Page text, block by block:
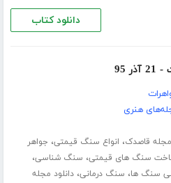
دانلود کتاب
95
هنری
مجله قاصدک، انواع سنگ قیمتی، جواهر
سنگ های قیمتی، سنگ شناسی،
سنگ ها، سنگ درمانی،دانلود مجله